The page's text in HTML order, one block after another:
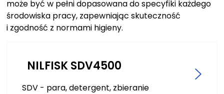
może być w pełni dopasowana do specyfiki każdego
środowiska pracy, zapewniając skuteczność
i zgodność z normami higieny.
NILFISK SDV4500
SDV - para, detergent, zbieranie